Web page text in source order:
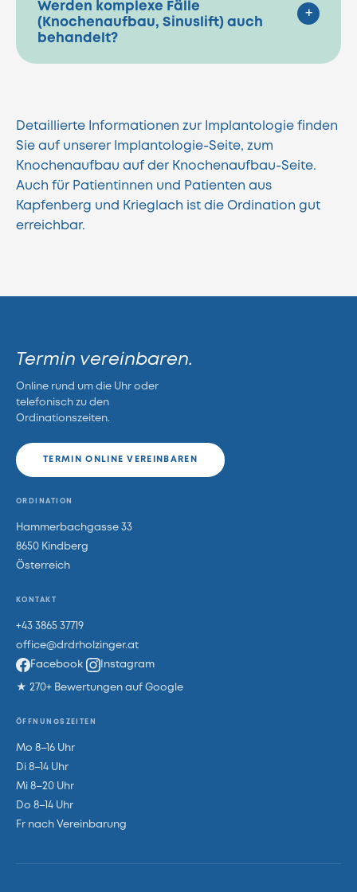
Werden komplexe Fälle
(Knochenaufbau, Sinuslift) auch
behandelt?
+
Detaillierte Informationen zur Implantologie finden
Sie auf unserer Implantologie-Seite, zum
Knochenaufbau auf der Knochenaufbau-Seite.
Auch für Patientinnen und Patienten aus
Kapfenberg und Krieglach ist die Ordination gut
erreichbar.
Termin vereinbaren.
Online rund um die Uhr oder
telefonisch zu den
Ordinationszeiten.
TERMIN ONLINE VEREINBAREN
ORDINATION
Hammerbachgasse 33
8650 Kindberg
Österreich
KONTAKT
+43 3865 37719
office@drdrholzinger.at
Facebook Instagram
★ 270+ Bewertungen auf Google
ÖFFNUNGSZEITEN
Mo 8–16 Uhr
Di 8–14 Uhr
Mi 8–20 Uhr
Do 8–14 Uhr
Fr nach Vereinbarung